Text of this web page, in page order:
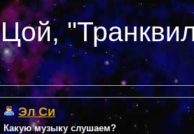
Цой,
Эл Си
Какую музыку слушаем?